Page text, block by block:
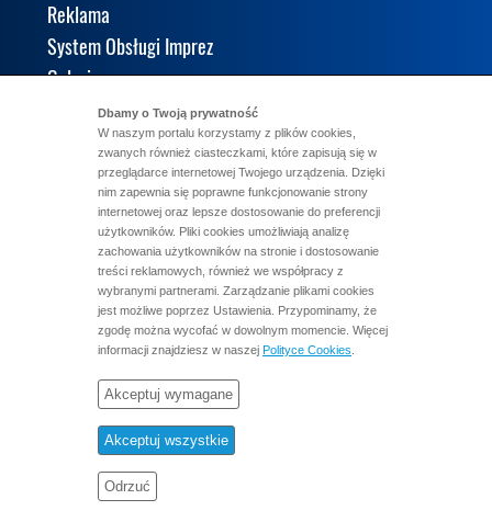
Reklama
System Obsługi Imprez
Galeria
KALENDARIUM
LICENCJE
DOKUMENTY
KONTAKT
Dbamy o Twoją prywatność
W naszym portalu korzystamy z plików cookies,
zwanych również ciasteczkami, które zapisują się w
przeglądarce internetowej Twojego urządzenia. Dzięki
nim zapewnia się poprawne funkcjonowanie strony
internetowej oraz lepsze dostosowanie do preferencji
użytkowników. Pliki cookies umożliwiają analizę
zachowania użytkowników na stronie i dostosowanie
treści reklamowych, również we współpracy z
wybranymi partnerami. Zarządzanie plikami cookies
jest możliwe poprzez Ustawienia. Przypominamy, że
zgodę można wycofać w dowolnym momencie. Więcej
informacji znajdziesz w naszej Polityce Cookies
Akceptuj wymagane
Akceptuj wszystkie
Odrzuć